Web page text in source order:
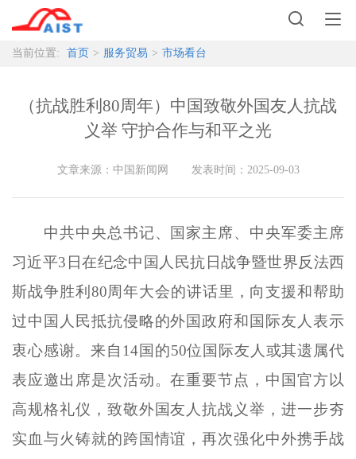
当前位置: 首页 > 服务贸易 > 市场看台
（抗战胜利80周年）中国致敬外国友人抗战
义举 守护合作与和平之光
文章来源：中国新闻网 发表时间： 2025-09-03
中共中央总书记、国家主席、中央军委主席
习近平3日在纪念中国人民抗日战争暨世界反法西
斯战争胜利80周年大会的讲话里，向支援和帮助
过中国人民抵抗侵略的外国政府和国际友人表示
衷心感谢。来自14国的50位国际友人或其遗属代
表应邀出席是次活动。在重要节点，中国官方以
高规格礼仪，致敬外国友人抗战义举，进一步夯
实血与火铸就的跨国情谊，再次强化中外携手战